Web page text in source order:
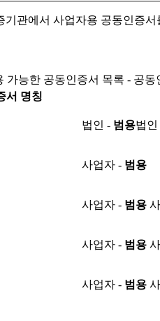
관에서 사업자용 공동인증
가능한 공동인증서 목록 - 공
서 명칭
법인 - 범용법인
사업자 - 범용
사업자 - 범용
사업자 - 범용
사업자 - 범용